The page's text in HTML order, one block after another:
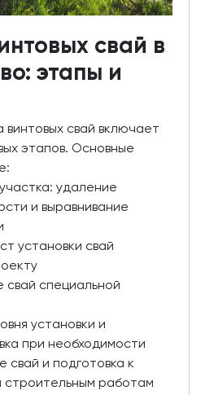
свай в
этапы и
свай включает
этапов. Основные
удаление
и выравнивание
установки свай
свай специальной
установки и
при необходимости
свай и подготовка к
работам